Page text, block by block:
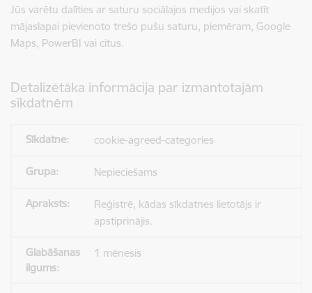
Jūs varētu dalīties ar saturu sociālajos medijos vai skatīt
mājaslapai pievienoto trešo pušu saturu, piemēram, Google
Maps, PowerBI vai citus.
Detalizētāka informācija par izmantotajām
sīkdatnēm
cookie-agreed-categories
Nepieciešams
Reģistrē, kādas sīkdatnes lietotājs ir
apstiprinājis.
1 mēnesis